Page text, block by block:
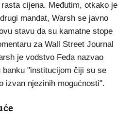
cijena. Međutim, otkako je
mandat, Warsh se javno
stavu da su kamatne stope
za Wall Street Journal
je vodstvo Feda nazvao
banku "institucijom čiji su se
izvan njezinih mogućnosti".